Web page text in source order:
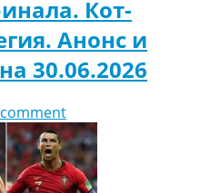
Кот-
Анонс и
30.06.2026